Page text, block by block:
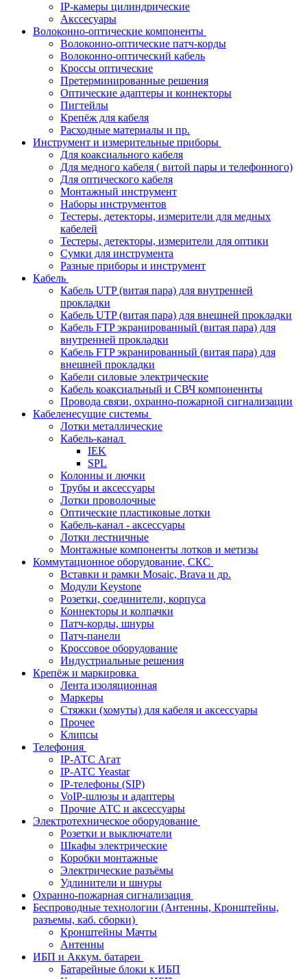
IP-камеры цилиндрические
Акссесуары
Волоконно-оптические компоненты
Волоконно-оптические патч-корды
Волоконно-оптический кабель
Кроссы оптические
Претерминированные решения
Оптические адаптеры и коннекторы
Пигтейлы
Крепёж для кабеля
Расходные материалы и пр.
Инструмент и измерительные приборы
Для коаксиального кабеля
Для медного кабеля ( витой пары и телефонного)
Для оптического кабеля
Монтажный инструмент
Наборы инструментов
Тестеры, детекторы, измерители для медных
кабелей
Тестеры, детекторы, измерители для оптики
Сумки для инструмента
Разные приборы и инструмент
Кабель
Кабель UTP (витая пара) для внутренней
прокладки
Кабель UTP (витая пара) для внешней прокладки
Кабель FTP экранированный (витая пара) для
внутренней прокладки
Кабель FTP экранированный (витая пара) для
внешней прокладки
Кабели силовые электрические
Кабель коаксиальный и СВЧ компоненнты
Провода связи, охранно-пожарной сигнализации
Кабеленесущие системы
Лотки металлические
Кабель-канал
IEK
SPL
Колонны и лючки
Трубы и аксессуары
Лотки проволочные
Оптические пластиковые лотки
Кабель-канал - аксессуары
Лотки лестничные
Монтажные компоненты лотков и метизы
Коммутационное оборудование, СКС
Вставки и рамки Mosaic, Brava и др.
Модули Keystone
Розетки, соединители, корпуса
Коннекторы и колпачки
Патч-корды, шнуры
Патч-панели
Кроссовое оборудование
Индустриальные решения
Крепёж и маркировка
Лента изоляционная
Маркеры
Стяжки (хомуты) для кабеля и аксессуары
Прочее
Клипсы
Телефония
IP-АТС Агат
IP-АТС Yeastar
IP-телефоны (SIP)
VoIP-шлюзы и адаптеры
Прочие АТС и аксессуары
Электротехническое оборудование
Розетки и выключатели
Шкафы электрические
Коробки монтажные
Электрические разъёмы
Удлинители и шнуры
Охранно-пожарная сигнализация
Беспроводные технологии (Антенны, Кронштейны,
разъемы, каб. сборки)
Кронштейны Мачты
Антенны
ИБП и Аккум. батареи
Батарейные блоки к ИБП